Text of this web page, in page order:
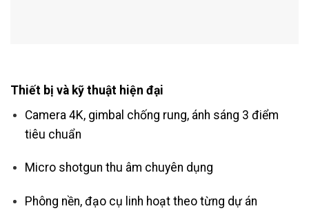
Thiết bị và kỹ thuật hiện đại
Camera 4K, gimbal chống rung, ánh sáng 3 điểm
tiêu chuẩn
Micro shotgun thu âm chuyên dụng
Phông nền, đạo cụ linh hoạt theo từng dự án